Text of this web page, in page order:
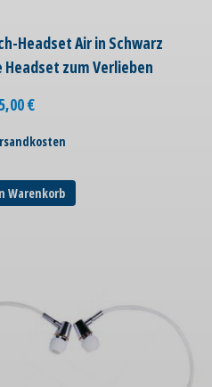
Headset Air in Schwarz
zum Verlieben
€
Warenkorb